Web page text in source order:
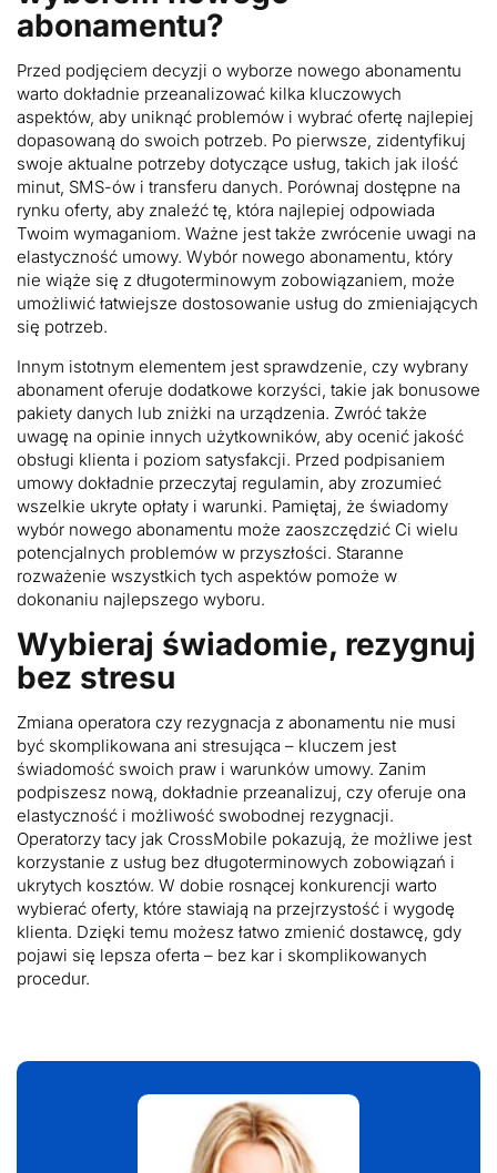
abonamentu?
Przed podjęciem decyzji o wyborze nowego abonamentu
warto dokładnie przeanalizować kilka kluczowych
aspektów, aby uniknąć problemów i wybrać ofertę najlepiej
dopasowaną do swoich potrzeb. Po pierwsze, zidentyfikuj
swoje aktualne potrzeby dotyczące usług, takich jak ilość
minut, SMS-ów i transferu danych. Porównaj dostępne na
rynku oferty, aby znaleźć tę, która najlepiej odpowiada
Twoim wymaganiom. Ważne jest także zwrócenie uwagi na
elastyczność umowy. Wybór nowego abonamentu, który
nie wiąże się z długoterminowym zobowiązaniem, może
umożliwić łatwiejsze dostosowanie usług do zmieniających
się potrzeb.
Innym istotnym elementem jest sprawdzenie, czy wybrany
abonament oferuje dodatkowe korzyści, takie jak bonusowe
pakiety danych lub zniżki na urządzenia. Zwróć także
uwagę na opinie innych użytkowników, aby ocenić jakość
obsługi klienta i poziom satysfakcji. Przed podpisaniem
umowy dokładnie przeczytaj regulamin, aby zrozumieć
wszelkie ukryte opłaty i warunki. Pamiętaj, że świadomy
wybór nowego abonamentu może zaoszczędzić Ci wielu
potencjalnych problemów w przyszłości. Staranne
rozważenie wszystkich tych aspektów pomoże w
dokonaniu najlepszego wyboru.
Wybieraj świadomie, rezygnuj
bez stresu
Zmiana operatora czy rezygnacja z abonamentu nie musi
być skomplikowana ani stresująca – kluczem jest
świadomość swoich praw i warunków umowy. Zanim
podpiszesz nową, dokładnie przeanalizuj, czy oferuje ona
elastyczność i możliwość swobodnej rezygnacji.
Operatorzy tacy jak CrossMobile pokazują, że możliwe jest
korzystanie z usług bez długoterminowych zobowiązań i
ukrytych kosztów. W dobie rosnącej konkurencji warto
wybierać oferty, które stawiają na przejrzystość i wygodę
klienta. Dzięki temu możesz łatwo zmienić dostawcę, gdy
pojawi się lepsza oferta – bez kar i skomplikowanych
procedur.